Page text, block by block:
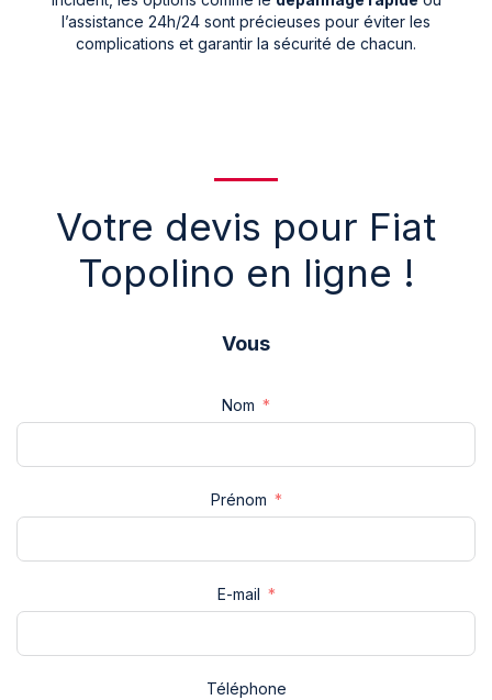
l’assistance 24h/24 sont précieuses pour éviter les
complications et garantir la sécurité de chacun.
Votre devis pour Fiat
Topolino en ligne !
Vous
Nom
Prénom
E-mail
Téléphone